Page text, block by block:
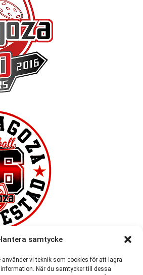
samtycke
använder vi teknik som cookies för att lagra
När du samtycker till dessa